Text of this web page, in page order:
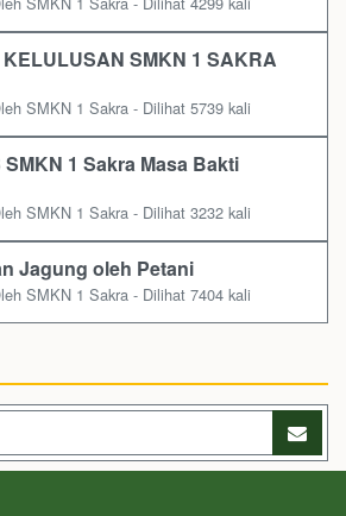
SMKN 1 SAKRA
SMKN 1 Sakra - Dilihat 5739 kali
1 Sakra Masa Bakti
SMKN 1 Sakra - Dilihat 3232 kali
Jagung oleh Petani
SMKN 1 Sakra - Dilihat 7404 kali